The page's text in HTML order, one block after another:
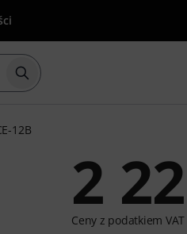
Rozpocznij wyszukiwanie
12B
2
Ceny z podatkiem VAT